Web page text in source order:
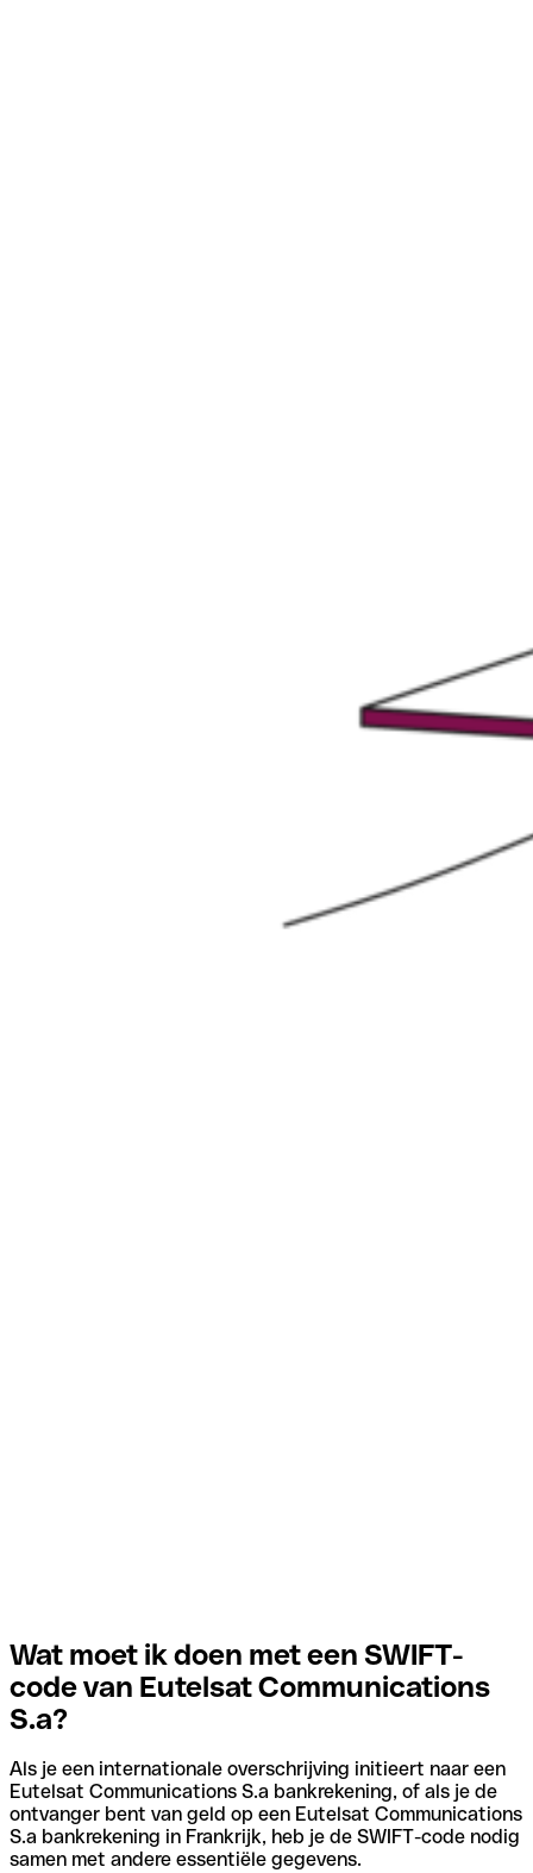
Wat moet ik doen met een SWIFT-
code van Eutelsat Communications
S.a?
Als je een internationale overschrijving initieert naar een
Eutelsat Communications S.a bankrekening, of als je de
ontvanger bent van geld op een Eutelsat Communications
S.a bankrekening in Frankrijk, heb je de SWIFT-code nodig
samen met andere essentiële gegevens.